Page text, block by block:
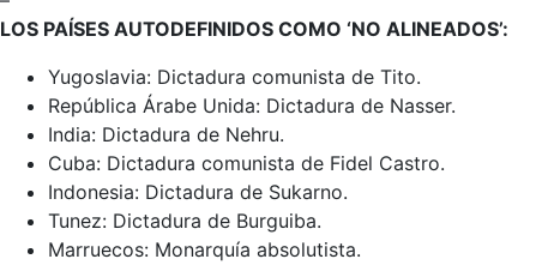
LOS PAÍSES AUTODEFINIDOS COMO ‘NO ALINEADOS’:
Yugoslavia: Dictadura comunista de Tito.
República Árabe Unida: Dictadura de Nasser.
India: Dictadura de Nehru.
Cuba: Dictadura comunista de Fidel Castro.
Indonesia: Dictadura de Sukarno.
Tunez: Dictadura de Burguiba.
Marruecos: Monarquía absolutista.